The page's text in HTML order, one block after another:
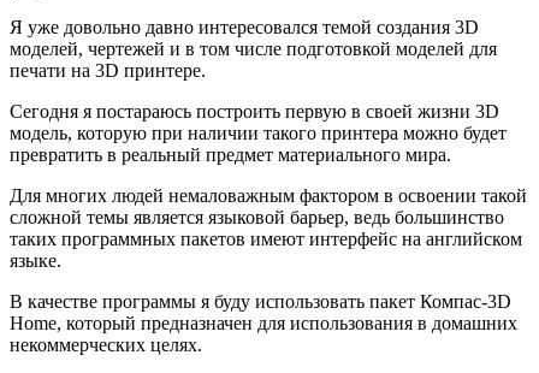
Я уже довольно давно интересовался темой создания 3D
моделей, чертежей и в том числе подготовкой моделей для
печати на 3D принтере.
Сегодня я постараюсь построить первую в своей жизни 3D
модель, которую при наличии такого принтера можно будет
превратить в реальный предмет материального мира.
Для многих людей немаловажным фактором в освоении такой
сложной темы является языковой барьер, ведь большинство
таких программных пакетов имеют интерфейс на английском
языке.
В качестве программы я буду использовать пакет Компас-3D
Home, который предназначен для использования в домашних
некоммерческих целях.